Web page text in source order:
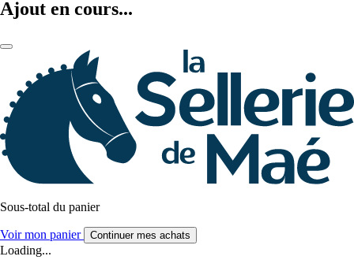
Ajout en cours...
Sous-total du panier
Voir mon panier Continuer mes achats
Loading...